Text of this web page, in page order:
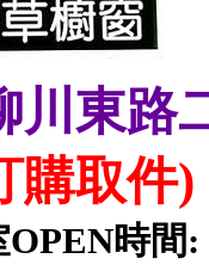
川東路
購取件)
OPEN時間: